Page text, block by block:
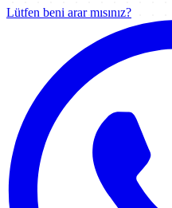
Lütfen beni arar mısınız?